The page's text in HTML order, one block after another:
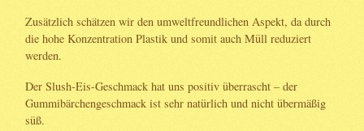
Zusätzlich schätzen wir den umweltfreundlichen Aspekt, da durch
die hohe Konzentration Plastik und somit auch Müll reduziert
werden.
Der Slush-Eis-Geschmack hat uns positiv überrascht – der
Gummibärchengeschmack ist sehr natürlich und nicht übermäßig
süß.